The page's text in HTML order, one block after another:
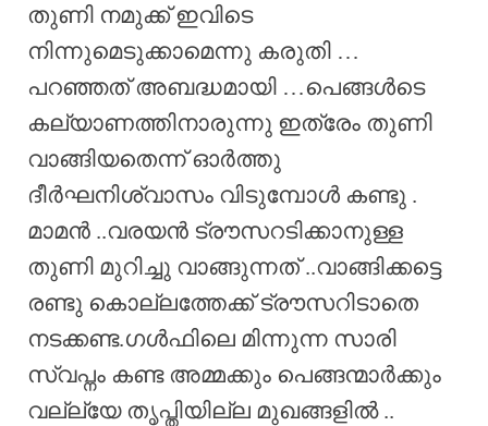
തുണി നമുക്ക് ഇവിടെ
നിന്നുമെടുക്കാമെന്നു കരുതി …
പറഞ്ഞത് അബദ്ധമായി …പെങ്ങൾടെ
കല്യാണത്തിനാരുന്നു ഇത്രേം തുണി
വാങ്ങിയതെന്ന് ഓർത്തു
ദീർഘനിശ്വാസം വിടുമ്പോൾ കണ്ടു .
മാമൻ ..വരയൻ ട്രൗസറടിക്കാനുള്ള
തുണി മുറിച്ചു വാങ്ങുന്നത് ..വാങ്ങിക്കട്ടെ
രണ്ടു കൊല്ലത്തേക്ക് ട്രൗസറിടാതെ
നടക്കണ്ട.ഗൾഫിലെ മിന്നുന്ന സാരി
സ്വപ്നം കണ്ട അമ്മക്കും പെങ്ങന്മാർക്കും
വല്ല്യേ തൃപ്തിയില്ല മുഖങ്ങളിൽ ..